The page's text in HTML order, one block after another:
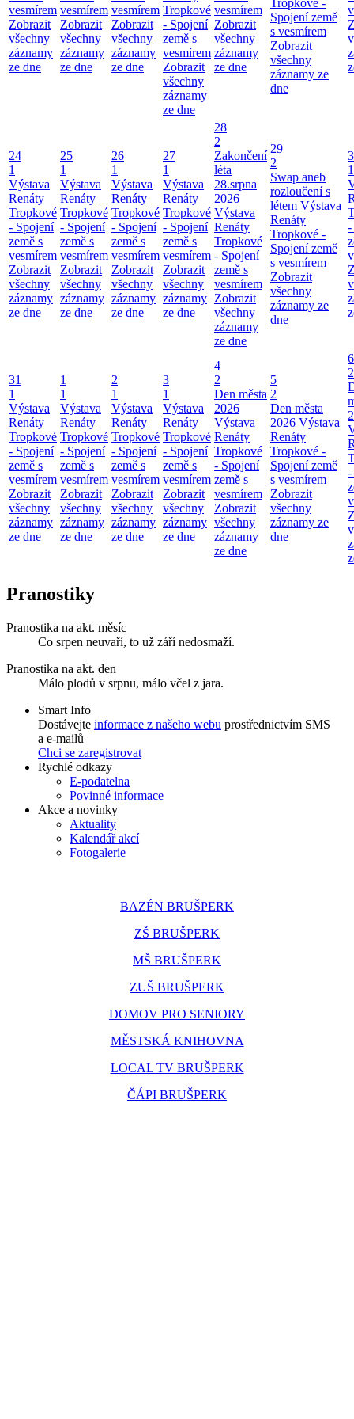
vesmírem
Zobrazit
všechny
záznamy
ze dne
vesmírem
Zobrazit
všechny
záznamy
ze dne
vesmírem
Zobrazit
všechny
záznamy
ze dne
Tropkové
- Spojení
země s
vesmírem
Zobrazit
všechny
záznamy
ze dne
vesmírem
Zobrazit
všechny
záznamy
ze dne
Tropkové -
Spojení země
s vesmírem
Zobrazit
všechny
záznamy ze
dne
24
1
Výstava
Renáty
Tropkové
- Spojení
země s
vesmírem
Zobrazit
všechny
záznamy
ze dne
25
1
Výstava
Renáty
Tropkové
- Spojení
země s
vesmírem
Zobrazit
všechny
záznamy
ze dne
26
1
Výstava
Renáty
Tropkové
- Spojení
země s
vesmírem
Zobrazit
všechny
záznamy
ze dne
27
1
Výstava
Renáty
Tropkové
- Spojení
země s
vesmírem
Zobrazit
všechny
záznamy
ze dne
28
2
Zakončení
léta
28.srpna
2026
Výstava
Renáty
Tropkové
- Spojení
země s
vesmírem
Zobrazit
všechny
záznamy
ze dne
29
2
Swap aneb
rozloučení s
létem Výstava
Renáty
Tropkové -
Spojení země
s vesmírem
Zobrazit
všechny
záznamy ze
dne
1
-
31
1
Výstava
Renáty
Tropkové
- Spojení
země s
vesmírem
Zobrazit
všechny
záznamy
ze dne
1
1
Výstava
Renáty
Tropkové
- Spojení
země s
vesmírem
Zobrazit
všechny
záznamy
ze dne
2
1
Výstava
Renáty
Tropkové
- Spojení
země s
vesmírem
Zobrazit
všechny
záznamy
ze dne
3
1
Výstava
Renáty
Tropkové
- Spojení
země s
vesmírem
Zobrazit
všechny
záznamy
ze dne
4
2
Den města
2026
Výstava
Renáty
Tropkové
- Spojení
země s
vesmírem
Zobrazit
všechny
záznamy
ze dne
5
2
Den města
2026 Výstava
Renáty
Tropkové -
Spojení země
s vesmírem
Zobrazit
všechny
záznamy ze
dne
6
2
-
Pranostiky
Pranostika na akt. měsíc
Co srpen neuvaří, to už září nedosmaží.
Pranostika na akt. den
Málo plodů v srpnu, málo včel z jara.
Smart Info
Dostávejte informace z našeho webu prostřednictvím SMS
a e-mailů
Chci se zaregistrovat
Rychlé odkazy
E-podatelna
Povinné informace
Akce a novinky
Aktuality
Kalendář akcí
Fotogalerie
BAZÉN BRUŠPERK
ZŠ BRUŠPERK
MŠ BRUŠPERK
ZUŠ BRUŠPERK
DOMOV PRO SENIORY
MĚSTSKÁ KNIHOVNA
LOCAL TV BRUŠPERK
ČÁPI BRUŠPERK